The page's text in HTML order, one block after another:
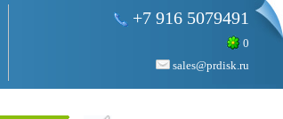
+7 916 5079491
0
sales@prdisk.ru